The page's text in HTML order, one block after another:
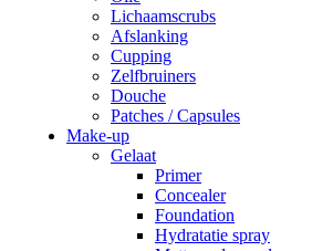
Lichaamscrubs
Afslanking
Cupping
Zelfbruiners
Douche
Patches / Capsules
Make-up
Gelaat
Primer
Concealer
Foundation
Hydratatie spray